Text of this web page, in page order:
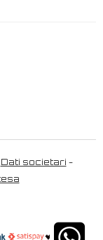
Dati societari -